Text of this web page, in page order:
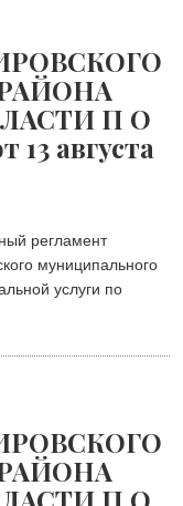
П О
августа
регламент
муниципального
услуги по